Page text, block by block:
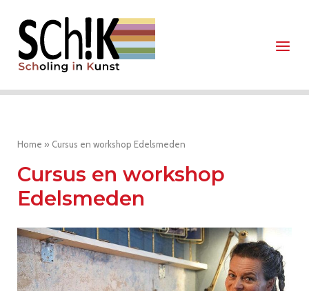
naar
inhoud
Home
Menu
Home » Cursus en workshop Edelsmeden
Cursus en workshop
Edelsmeden